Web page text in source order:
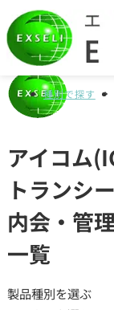
種別で探す
アイコム
トランシ
内会・管
一覧
製品種別を選ぶ